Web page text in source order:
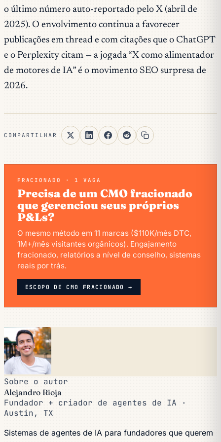
o último número auto-reportado pelo X (abril de
2025). O envolvimento continua a favorecer
publicações em thread e com citações que o ChatGPT
e o Perplexity citam — a jogada “X como alimentador
de motores de IA” é o movimento SEO surpresa de
2026.
COMPARTILHAR
FRACIONADO · 1 VAGA
Precisa de um CMO fracionado
que gerenciou seus próprios
P&Ls?
O mesmo método em 11 marcas ($110K/mês DTC,
1M+/mês visitantes orgânicos). Engajamento
fracionado, relatórios a nível de conselho, sistemas
reais por trás.
ESCOPO DE CMO FRACIONADO →
Sobre o autor
Alejandro Rioja
Fundador + criador de agentes de IA ·
Austin, TX
Sistemas de agentes de IA para fundadores que querem